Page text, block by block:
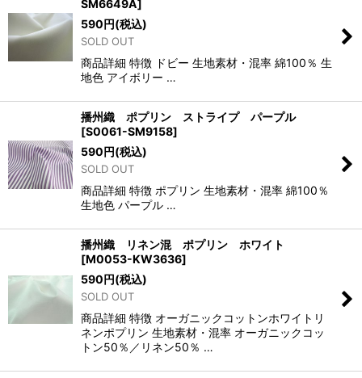
SM6649A]
590円(税込)
SOLD OUT
商品詳細 特徴 ドビー 生地素材・混率 綿100％ 生
地色 アイボリー …
播州織 ポプリン ストライプ パープル
[S0061-SM9158]
590円(税込)
SOLD OUT
商品詳細 特徴 ポプリン 生地素材・混率 綿100％
生地色 パープル …
播州織 リネン混 ポプリン ホワイト
[M0053-KW3636]
590円(税込)
SOLD OUT
商品詳細 特徴 オーガニックコットンホワイトリ
ネンポプリン 生地素材・混率 オーガニックコッ
トン50％／リネン50％ …